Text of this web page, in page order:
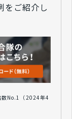
をご紹介し
数No.1（2024年4